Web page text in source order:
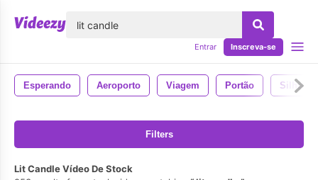
Entrar Inscreva-se
Esperando Aeroporto Viagem Portão Silhueta
Filters
Lit Candle Vídeo De Stock